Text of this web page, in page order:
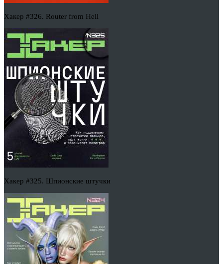
Хакер #326. Router from Hell
Хакер #325. Шпионские штучки